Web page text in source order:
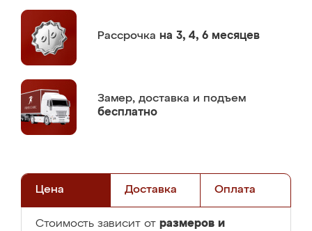
Рассрочка на 3, 4, 6 месяцев
Замер, доставка и подъем
бесплатно
Цена Доставка Оплата
Стоимость зависит от размеров и